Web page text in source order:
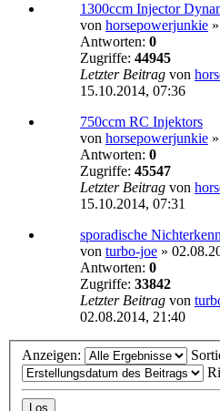
1300ccm Injector
von horsepowerjunkie »
Antworten: 0
Zugriffe: 44945
Letzter Beitrag von
15.10.2014, 07:36
750ccm RC Injektors
von horsepowerjunkie »
Antworten: 0
Zugriffe: 45547
Letzter Beitrag von
15.10.2014, 07:31
sporadische
von turbo-joe »
Antworten: 0
Zugriffe: 33842
Letzter Beitrag von
02.08.2014, 21:40
Anzeigen: